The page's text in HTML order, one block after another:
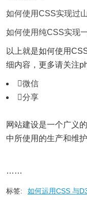
如何使用CSS实现过
如何使用纯CSS实现
以上就是如何使用
细内容，更多请关注
微信
分享
网站建设是一个广义
中所使用的生产和维护
……
标签: 如何运用CSS 与